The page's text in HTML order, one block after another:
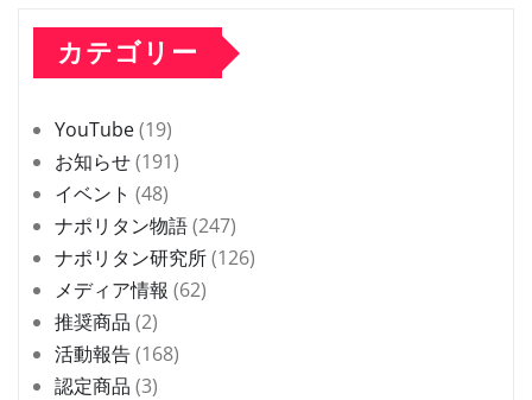
カテゴリー
YouTube(19)
お知らせ(191)
イベント (48)
ナポリタン物語(247)
ナポリタン研究所(126)
メディア情報 (62)
推奨商品 (2)
活動報告(168)
認定商品 (3)